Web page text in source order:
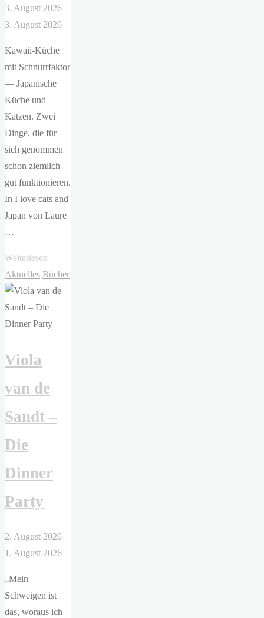
3. August 2026
3. August 2026
Kawaii-Küche
mit Schnurrfaktor
— Japanische
Küche und
Katzen. Zwei
Dinge, die für
sich genommen
schon ziemlich
gut funktionieren.
In I love cats and
Japan von Laure
…
Weiterlesen
Kié
–
I
love
Aktuelles Bücher
Viola
van de
Sandt –
Die
Dinner
Party
2. August 2026
1. August 2026
„Mein
Schweigen ist
das, woraus ich